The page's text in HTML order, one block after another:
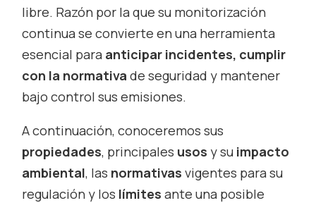
libre. Razón por la que su monitorización
continua se convierte en una herramienta
esencial para anticipar incidentes, cumplir
con la normativa de seguridad y mantener
bajo control sus emisiones.
A continuación, conoceremos sus
propiedades, principales usos y su impacto
ambiental, las normativas vigentes para su
regulación y los límites ante una posible